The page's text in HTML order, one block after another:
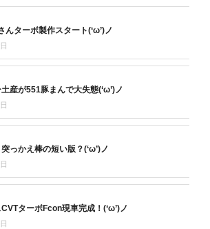
んターボ製作スタート(‘ω’)ノ
土産が551豚まんで大失態(‘ω’)ノ
っかえ棒の短い版？(‘ω’)ノ
ターボFcon現車完成！(‘ω’)ノ